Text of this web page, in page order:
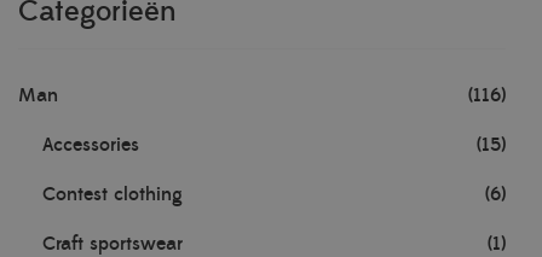
Categorieën
Man (116)
Accessories (15)
Contest clothing (6)
Craft sportswear (1)